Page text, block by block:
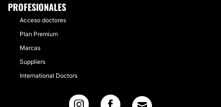
PROFESIONALES
Acceso doctores
Plan Premium
Marcas
Suppliers
International Doctors